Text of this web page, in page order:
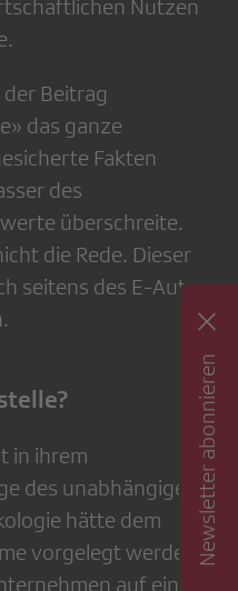
Nutzen
der Beitrag
das ganze
Fakten
des
überschreite.
die Rede. Dieser
seitens des E-Auto-
in ihrem
des unabhängigen
hätte dem
vorgelegt werden
auf eine
Newsletter abonnieren